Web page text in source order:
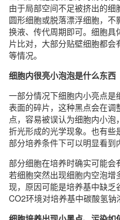
由于局部空间不足被挤出的
圆形细胞或脱落漂浮细胞，
换液、传代周期即可。细胞
片比对，大部分贴壁细胞都
等情况。
细胞内很亮小泡泡是什么东西
一部分情况下细胞内小亮点
表面的碎片，这种黑点会在
点，容易被误认为细胞内小
折光形成的光学现象。也有
部分培养条件下可以明显看到
部分细胞在培养时确实可能会
若细胞突然出现细胞内空泡
现，原因可能是培养基中缺
CO2环境对培养基中碳酸氢钠